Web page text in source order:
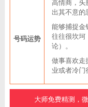
号码运势
高情商，头
出其不意的
能够捕捉金
往往很坎坷
论）。
做事喜欢走
业或者冷门
大师免费精测，